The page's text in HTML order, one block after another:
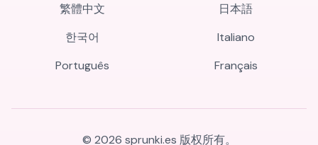
繁體中文
日本語
한국어
Italiano
Português
Français
© 2026 sprunki.es 版权所有。